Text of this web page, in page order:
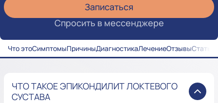
Записаться
Спросить в мессенджере
Что этоСимптомыПричиныДиагностикаЛечениеОтзывыСтатьи
ЧТО ТАКОЕ ЭПИКОНДИЛИТ ЛОКТЕВОГО
СУСТАВА